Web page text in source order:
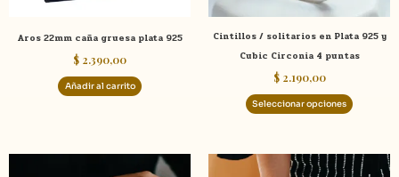
Aros 22mm caña gruesa plata 925
$ 2.390,00
Añadir al carrito
Cintillos / solitarios en Plata 925 y
Cubic Circonia 4 puntas
$2.190,00
Seleccionar opciones
elegir
en
la
de
Este
Este